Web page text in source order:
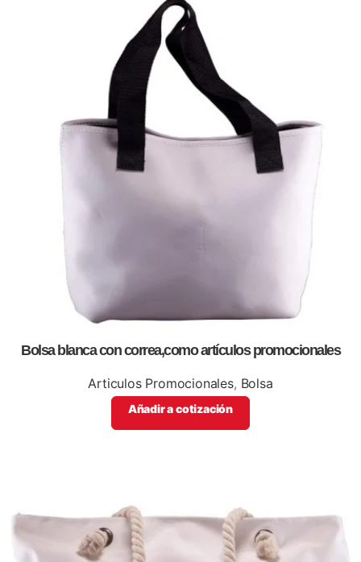
Bolsa blanca con correa,como artículos promocionales
Articulos Promocionales, Bolsa
Añadir a cotización